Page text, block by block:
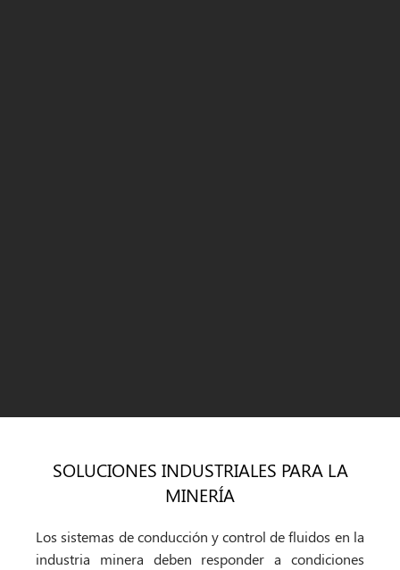
SOLUCIONES INDUSTRIALES PARA LA
MINERÍA
Los sistemas de conducción y control de fluidos en la
industria minera deben responder a condiciones